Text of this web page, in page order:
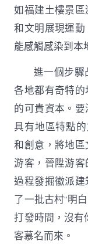
如福建土樓景
和文明展現運
能感觸感染到本
進一個步驟
各地都有奇特
的可貴資本。
具有地區特點
和創意，將地
游客，晉陞游
過程發掘徽派
了一批古村“明
打發時間，沒有
客慕名而來。